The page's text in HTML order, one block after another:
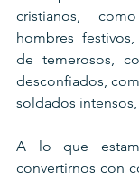
cristianos,
hombres
de temerosos,
desconfiados,
soldados
A lo que
convertirnos con